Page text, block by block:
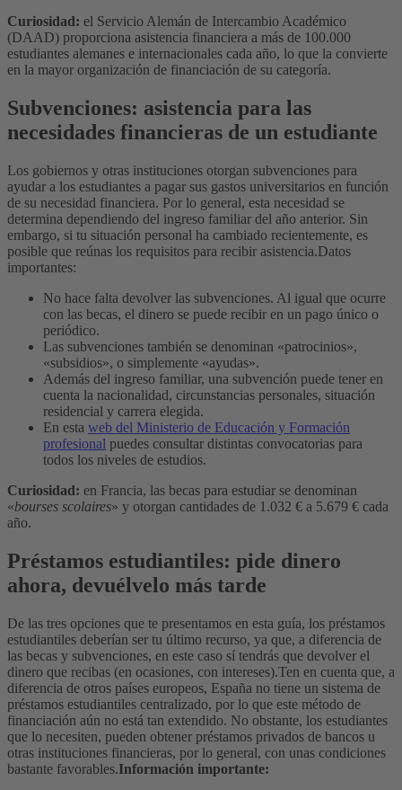
Curiosidad: el Servicio Alemán de Intercambio Académico
(DAAD) proporciona asistencia financiera a más de 100.000
estudiantes alemanes e internacionales cada año, lo que la convierte
en la mayor organización de financiación de su categoría.
Subvenciones: asistencia para las
necesidades financieras de un estudiante
Los gobiernos y otras instituciones otorgan subvenciones para
ayudar a los estudiantes a pagar sus gastos universitarios en función
de su necesidad financiera. Por lo general, esta necesidad se
determina dependiendo del ingreso familiar del año anterior. Sin
embargo, si tu situación personal ha cambiado recientemente, es
posible que reúnas los requisitos para recibir asistencia.Datos
importantes:
No hace falta devolver las subvenciones. Al igual que ocurre
con las becas, el dinero se puede recibir en un pago único o
periódico.
Las subvenciones también se denominan «patrocinios»,
«subsidios», o simplemente «ayudas».
Además del ingreso familiar, una subvención puede tener en
cuenta la nacionalidad, circunstancias personales, situación
residencial y carrera elegida.
En esta web del Ministerio de Educación y Formación
profesional puedes consultar distintas convocatorias para
todos los niveles de estudios.
Curiosidad: en Francia, las becas para estudiar se denominan
«bourses scolaires» y otorgan cantidades de 1.032 € a 5.679 € cada
año.
Préstamos estudiantiles: pide dinero
ahora, devuélvelo más tarde
De las tres opciones que te presentamos en esta guía, los préstamos
estudiantiles deberían ser tu último recurso, ya que, a diferencia de
las becas y subvenciones, en este caso sí tendrás que devolver el
dinero que recibas (en ocasiones, con intereses).Ten en cuenta que, a
diferencia de otros países europeos, España no tiene un sistema de
préstamos estudiantiles centralizado, por lo que este método de
financiación aún no está tan extendido. No obstante, los estudiantes
que lo necesiten, pueden obtener préstamos privados de bancos u
otras instituciones financieras, por lo general, con unas condiciones
bastante favorables.Información importante: